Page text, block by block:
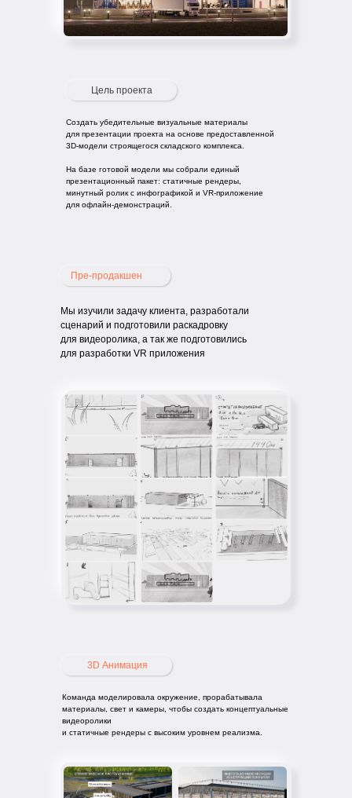
Цель проекта
Создать убедительные визуальные материалы
для презентации проекта на основе предоставленной
3D-модели строящегося складского комплекса.
На базе готовой модели мы собрали единый
презентационный пакет: статичные рендеры,
минутный ролик с инфографикой и VR-приложение
для офлайн-демонстраций.
Пре-продакшен
Мы изучили задачу клиента, разработали
сценарий и подготовили раскадровку
для видеоролика, а так же подготовились
для разработки VR приложения
3D Анимация
Команда моделировала окружение, прорабатывала
материалы, свет и камеры, чтобы создать концептуальные
видеоролики
и статичные рендеры с высоким уровнем реализма.